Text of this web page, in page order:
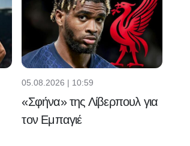
05.08.2026 | 10:59
«Σφήνα» της Λίβερπουλ για
τον Εμπαγιέ